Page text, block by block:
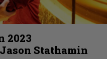
2023
Stathamin